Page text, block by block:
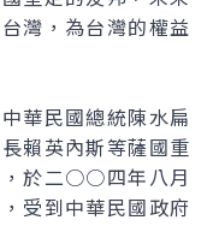
灣，為台灣的權益
華民國總統陳水扁
賴英內斯等薩國重
，於二○○四年八月
受到中華民國政府